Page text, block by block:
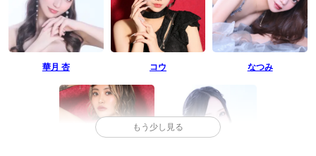
華月 杏 コウ なつみ
もう少し見る